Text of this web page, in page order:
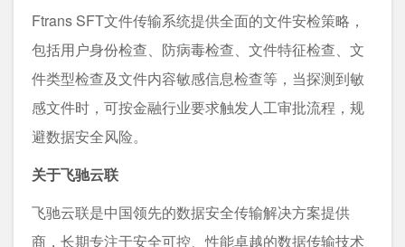
Ftrans SFT文件传输系统提供全面的文件安检策略，
包括用户身份检查、防病毒检查、文件特征检查、文
件类型检查及文件内容敏感信息检查等，当探测到敏
感文件时，可按金融行业要求触发人工审批流程，规
避数据安全风险。
关于飞驰云联
飞驰云联是中国领先的数据安全传输解决方案提供
商，长期专注于安全可控、性能卓越的数据传输技术